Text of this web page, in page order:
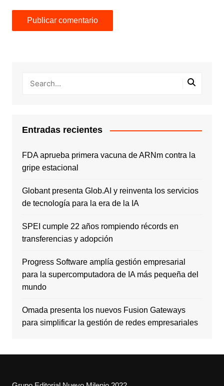
Entradas recientes
FDA aprueba primera vacuna de ARNm contra la
gripe estacional
Globant presenta Glob.AI y reinventa los servicios
de tecnología para la era de la IA
SPEI cumple 22 años rompiendo récords en
transferencias y adopción
Progress Software amplía gestión empresarial
para la supercomputadora de IA más pequeña del
mundo
Omada presenta los nuevos Fusion Gateways
para simplificar la gestión de redes empresariales